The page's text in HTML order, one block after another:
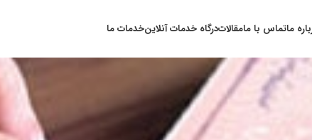
ماتماس با مامقالاتدرگاه خدمات آنلاینخدمات ما